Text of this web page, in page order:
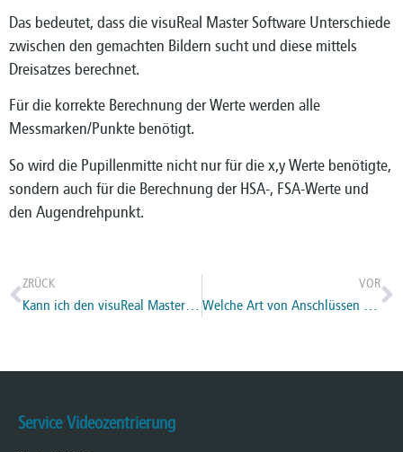
Das bedeutet, dass die visuReal Master Software Unterschiede
zwischen den gemachten Bildern sucht und diese mittels
Dreisatzes berechnet.
Für die korrekte Berechnung der Werte werden alle
Messmarken/Punkte benötigt.
So wird die Pupillenmitte nicht nur für die x,y Werte benötigte,
sondern auch für die Berechnung der HSA-, FSA-Werte und
den Augendrehpunkt.
ZRÜCK
Kann ich den visuReal Master auf mehreren Endgeräten gleichzeitig bedienen?
VOR
Welche Art von Anschlüssen hat der visuReal Master?
Service Videozentrierung